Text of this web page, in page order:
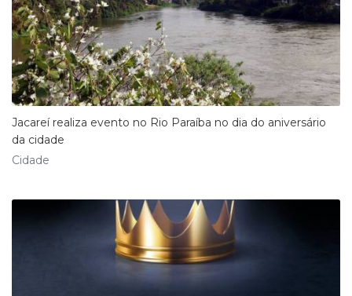
Jacareí realiza evento no Rio Paraíba no dia do aniversário
da cidade
Cidade